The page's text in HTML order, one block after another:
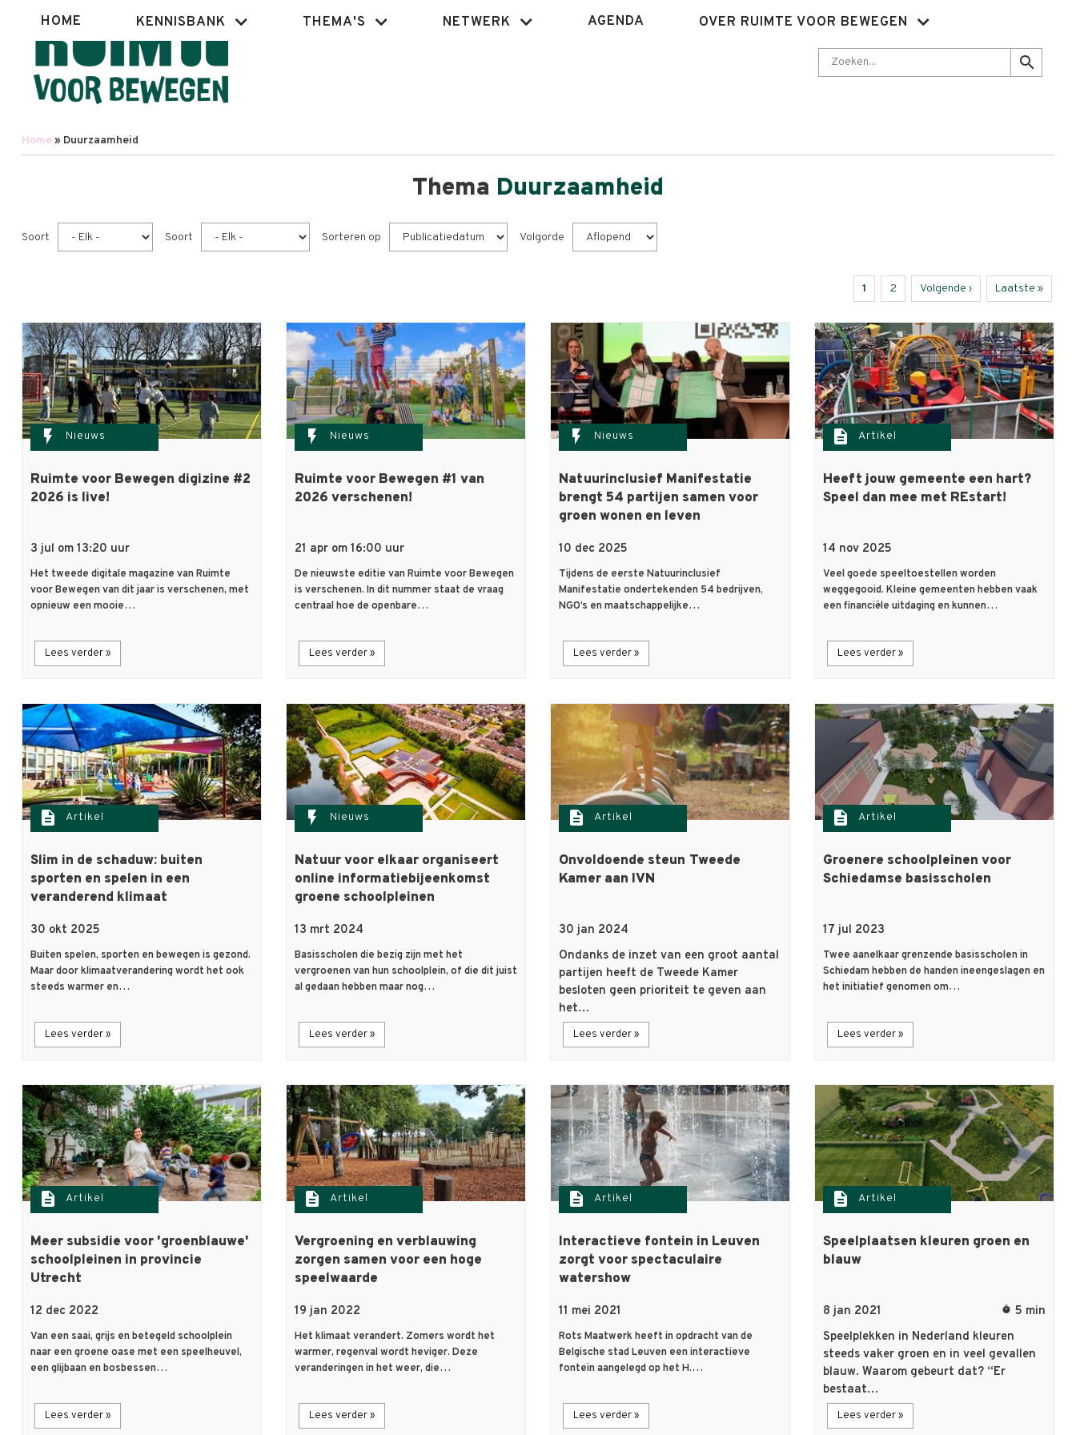
inhoud
Zoeken
search
Hoofdnavigatie
HOME KENNISBANK THEMA'S NETWERK AGENDA OVER RUIMTE VOOR BEWEGEN
Home Duurzaamheid
Thema Duurzaamheid
Soort Soort Sorteren op Volgorde
Huidige
pagina
1 Page
2
Volgende
pagina
Volgende ›
Laatste
pagina
Laatste »
flash_on Nieuws
Ruimte voor Bewegen digizine #2
2026 is live!
3 jul om 13:20 uur
Het tweede digitale magazine van Ruimte
voor Bewegen van dit jaar is verschenen, met
opnieuw een mooie…
Lees verder »
flash_on Nieuws
Ruimte voor Bewegen #1 van
2026 verschenen!
21 apr om 16:00 uur
De nieuwste editie van Ruimte voor Bewegen
is verschenen. In dit nummer staat de vraag
centraal hoe de openbare…
Lees verder »
flash_on Nieuws
Natuurinclusief Manifestatie
brengt 54 partijen samen voor
groen wonen en leven
10 dec 2025
Tijdens de eerste Natuurinclusief
Manifestatie ondertekenden 54 bedrijven,
NGO’s en maatschappelijke…
Lees verder »
description Artikel
Heeft jouw gemeente een hart?
Speel dan mee met REstart!
14 nov 2025
Veel goede speeltoestellen worden
weggegooid. Kleine gemeenten hebben vaak
een financiële uitdaging en kunnen…
Lees verder »
description Artikel
Slim in de schaduw: buiten
sporten en spelen in een
veranderend klimaat
30 okt 2025
Buiten spelen, sporten en bewegen is gezond.
Maar door klimaatverandering wordt het ook
steeds warmer en…
Lees verder »
flash_on Nieuws
Natuur voor elkaar organiseert
online informatiebijeenkomst
groene schoolpleinen
13 mrt 2024
Basisscholen die bezig zijn met het
vergroenen van hun schoolplein, of die dit juist
al gedaan hebben maar nog…
Lees verder »
description Artikel
Onvoldoende steun Tweede
Kamer aan IVN
30 jan 2024
Ondanks de inzet van een groot aantal
partijen heeft de Tweede Kamer
besloten geen prioriteit te geven aan
het…
Lees verder »
description Artikel
Groenere schoolpleinen voor
Schiedamse basisscholen
17 jul 2023
Twee aanelkaar grenzende basisscholen in
Schiedam hebben de handen ineengeslagen en
het initiatief genomen om…
Lees verder »
description Artikel
Meer subsidie voor 'groenblauwe'
schoolpleinen in provincie
Utrecht
12 dec 2022
Van een saai, grijs en betegeld schoolplein
naar een groene oase met een speelheuvel,
een glijbaan en bosbessen…
Lees verder »
description Artikel
Vergroening en verblauwing
zorgen samen voor een hoge
speelwaarde
19 jan 2022
Het klimaat verandert. Zomers wordt het
warmer, regenval wordt heviger. Deze
veranderingen in het weer, die…
Lees verder »
description Artikel
Interactieve fontein in Leuven
zorgt voor spectaculaire
watershow
11 mei 2021
Rots Maatwerk heeft in opdracht van de
Belgische stad Leuven een interactieve
fontein aangelegd op het H.…
Lees verder »
description Artikel
Speelplaatsen kleuren groen en
blauw
8 jan 2021 timer 5 min
Speelplekken in Nederland kleuren
steeds vaker groen en in veel gevallen
blauw. Waarom gebeurt dat? “Er
bestaat…
Lees verder »